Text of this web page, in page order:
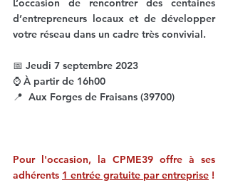
L’occasion de rencontrer des centaines
d’entrepreneurs locaux et de développer
votre réseau dans un cadre très convivial.
📅 Jeudi 7 septembre 2023
⌚ À partir de 16h00
📍  Aux Forges de Fraisans (39700)
Pour l'occasion, la CPME39 offre à ses
adhérents 1 entrée gratuite par entreprise !